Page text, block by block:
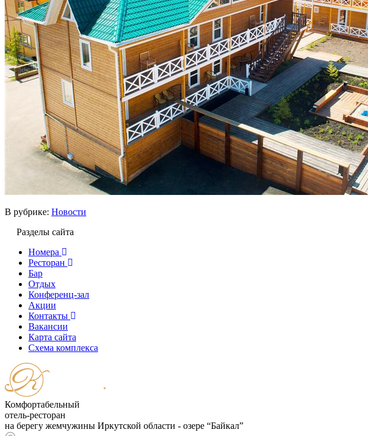
В рубрике: Новости
Разделы сайта
Номера
Ресторан
Бар
Отдых
Конференц-зал
Акции
Контакты
Вакансии
Карта сайта
Cхема комплекса
Комфортабельный
отель-ресторан
на берегу жемчужины Иркутской области - озере “Байкал”